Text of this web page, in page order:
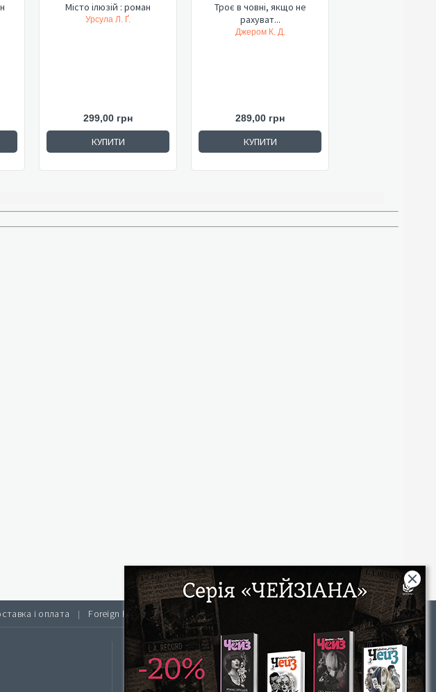
Місто ілюзій : роман
Урсула Л. Ґ.
299,00 грн
КУПИТИ
Троє в човні, якщо не
рахуват...
Джером К. Д.
289,00 грн
КУПИТИ
і оплата | Foreign Rights |
Інтернет-магазин «Видавництво Богдан»:
46018, м. Тернопіль, А/С 529